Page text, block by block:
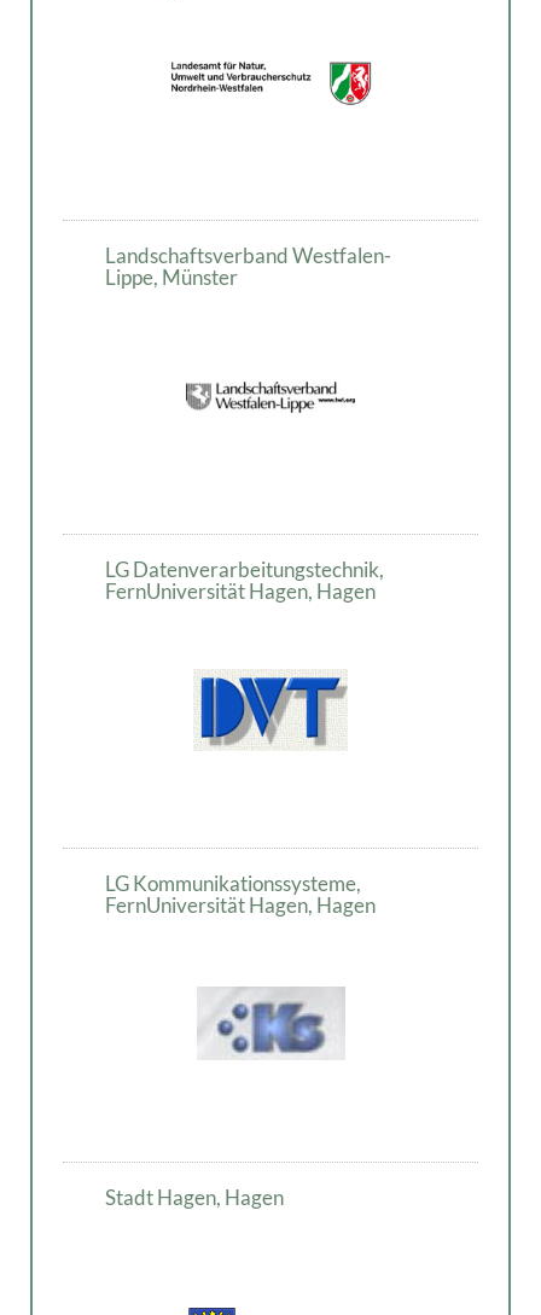
Landschaftsverband Westfalen-
Lippe, Münster
LG Datenverarbeitungstechnik,
FernUniversität Hagen, Hagen
LG Kommunikationssysteme,
FernUniversität Hagen, Hagen
Stadt Hagen, Hagen